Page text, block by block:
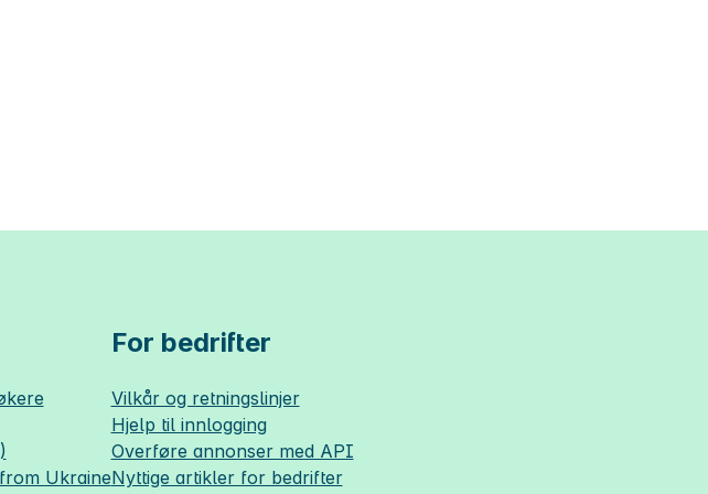
Ukraine
For bedrifter
Vilkår og retningslinjer
Hjelp til innlogging
Overføre annonser med API
Nyttige artikler for bedrifter